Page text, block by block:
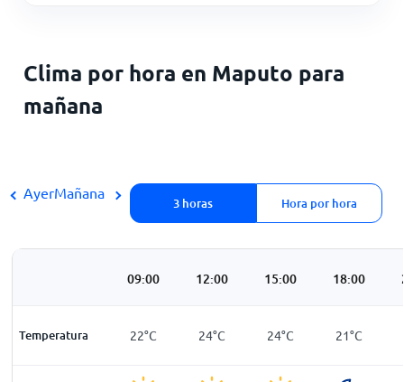
Clima por hora en Maputo para
mañana
Ayer
3 horas Hora por hora
Mañana
09:00 12:00 15:00 18:00
Temperatura
C 19°C 22°C 24°C 24°C 21°C